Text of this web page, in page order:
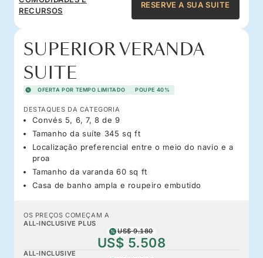
RECURSOS
RESERVE A SUA SUITE
SUPERIOR VERANDA
SUITE
OFERTA POR TEMPO LIMITADO POUPE 40%
DESTAQUES DA CATEGORIA
Convés 5, 6, 7, 8 de 9
Tamanho da suíte 345 sq ft
Localização preferencial entre o meio do navio e a
proa
Tamanho da varanda 60 sq ft
Casa de banho ampla e roupeiro embutido
OS PREÇOS COMEÇAM A
ALL-INCLUSIVE PLUS
US$ 9.180
US$ 5.508
ALL-INCLUSIVE